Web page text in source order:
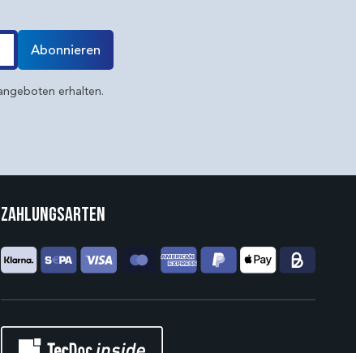
Abonnieren
erhalten.
Zahlungsarten